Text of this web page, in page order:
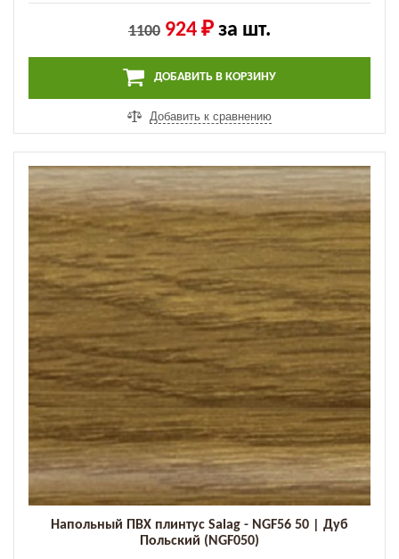
1100 924 ₽ за шт.
ДОБАВИТЬ В КОРЗИНУ
Добавить к сравнению
Напольный ПВХ плинтус Salag - NGF56 50 | Дуб
Польский (NGF050)